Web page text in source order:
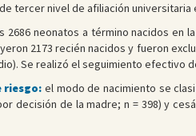
tercer nivel de afiliación universitaria
2686 neonatos a término nacidos en
2173 recién nacidos y fueron
Se realizó el seguimiento efectivo
riesgo: el modo de nacimiento se
decisión de la madre; n = 398) y